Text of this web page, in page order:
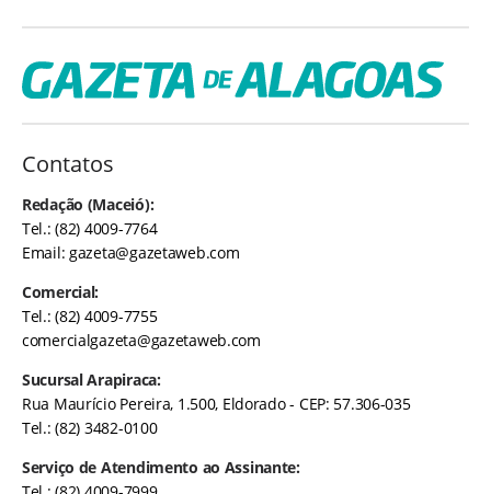
Contatos
Redação (Maceió):
Tel.: (82) 4009-7764
Email:gazeta@gazetaweb.com
Comercial:
Tel.: (82) 4009-7755
comercialgazeta@gazetaweb.com
Sucursal Arapiraca:
Rua Maurício Pereira, 1.500, Eldorado - CEP: 57.306-035
Tel.: (82) 3482-0100
Serviço de Atendimento ao Assinante: